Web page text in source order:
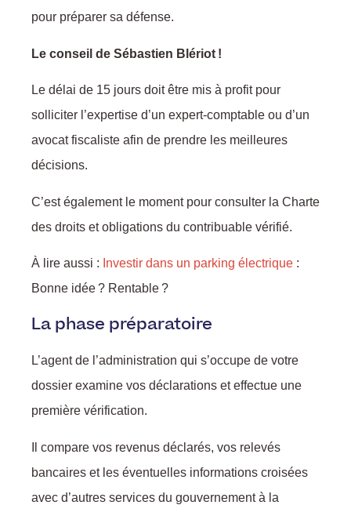
pour préparer sa défense.
Le conseil de Sébastien Blériot !
Le délai de 15 jours doit être mis à profit pour
solliciter l’expertise d’un expert-comptable ou d’un
avocat fiscaliste afin de prendre les meilleures
décisions.
C’est également le moment pour consulter la Charte
des droits et obligations du contribuable vérifié.
À lire aussi : Investir dans un parking électrique :
Bonne idée ? Rentable ?
La phase préparatoire
L’agent de l’administration qui s’occupe de votre
dossier examine vos déclarations et effectue une
première vérification.
Il compare vos revenus déclarés, vos relevés
bancaires et les éventuelles informations croisées
avec d’autres services du gouvernement à la